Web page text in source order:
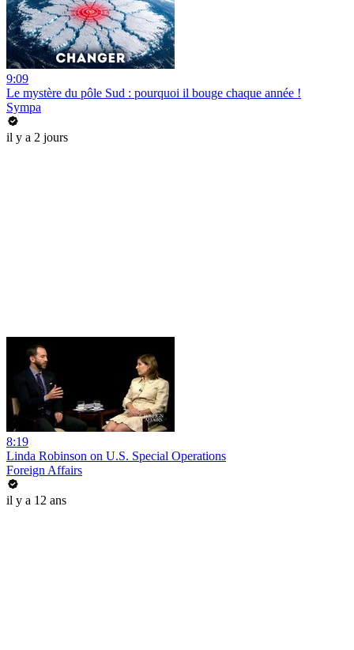
9:09
Le mystère du pôle Sud : pourquoi il bouge chaque année !
Sympa
il y a 2 jours
8:19
Linda Robinson on U.S. Special Operations
Foreign Affairs
il y a 12 ans